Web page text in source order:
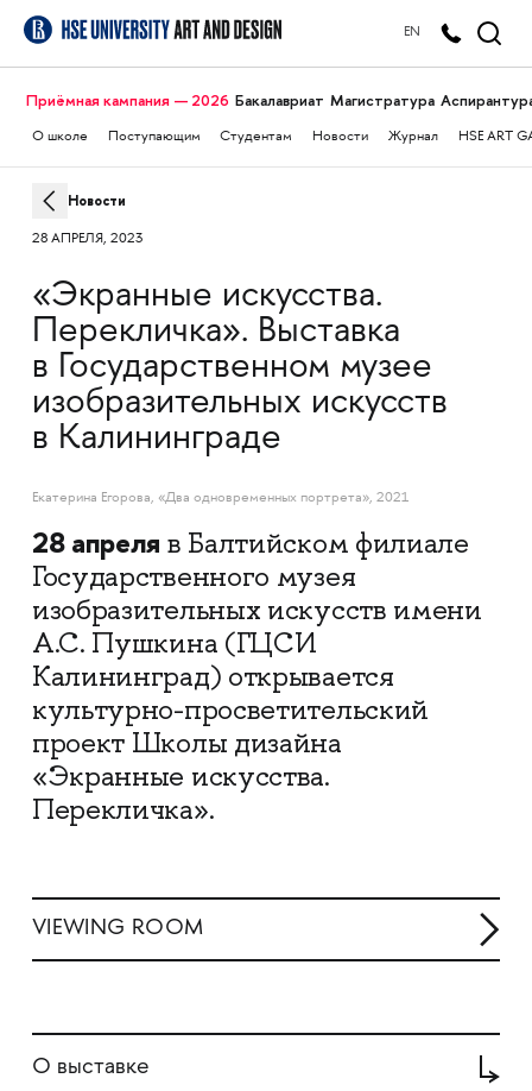
EN
Приёмная кампания — 2026 Бакалавриат Магистратура
О школе Поступающим Студентам Новости Журнал HSE ART
Новости
28 АПРЕЛЯ, 2023
«Экранные искусства.
Перекличка». Выставка
в Государственном музее
изобразительных искусств
в Калининграде
Екатерина Егорова, «Два одновременных портрета», 2021
28 апреля в Балтийском филиале
Государственного музея
изобразительных искусств имени
А.С. Пушкина (ГЦСИ
Калининград) открывается
культурно-просветительский
проект Школы дизайна
«Экранные искусства.
Перекличка».
VIEWING ROOM
О выставке